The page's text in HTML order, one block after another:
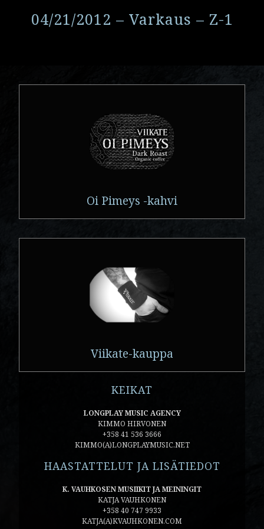
04/21/2012 – Varkaus – Z-1
Oi Pimeys -kahvi
Viikate-kauppa
KEIKAT
LONGPLAY MUSIC AGENCY
KIMMO HIRVONEN
+358 41 536 3666
KIMMO(A)LONGPLAYMUSIC.NET
HAASTATTELUT JA LISÄTIEDOT
K. VAUHKOSEN MUSIIKIT JA MEININGIT
KATJA VAUHKONEN
+358 40 747 9933
KATJA(A)KVAUHKONEN.COM